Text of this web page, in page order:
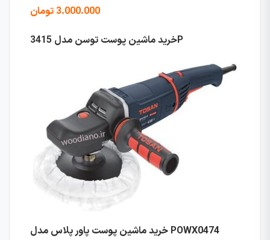
3.000.000 تومان
خرید ماشین پوست توسن مدل3415P
POWX0474